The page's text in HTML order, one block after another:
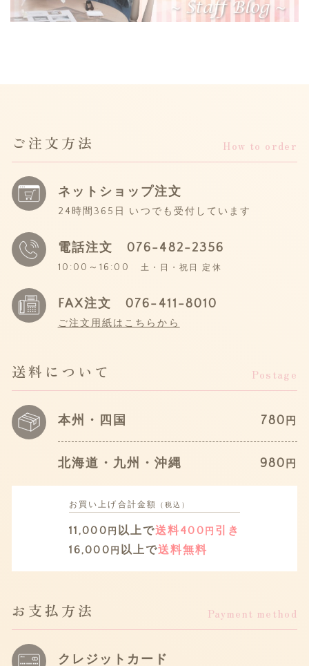
ご注文方法 How to order
ネットショップ注文
24時間365日 いつでも受付しています
電話注文076-482-2356
10:00～16:00 土・日・祝日 定休
FAX注文 076-411-8010
ご注文用紙はこちらから
送料について Postage
本州・四国 780 円
北海道・九州・沖縄 980 円
お買い上げ 合計金額 （税込）
11,000 円 以上で送料400 円 引き
16,000 円 以上で送料無料
お支払方法 Payment method
クレジットカード